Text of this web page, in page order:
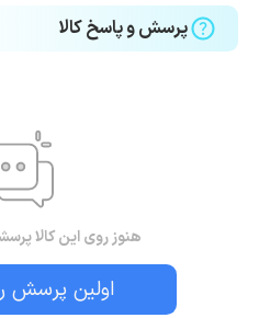
پرسش و پاسخ کالا
هنوز روی این کالا
اولین پرسش